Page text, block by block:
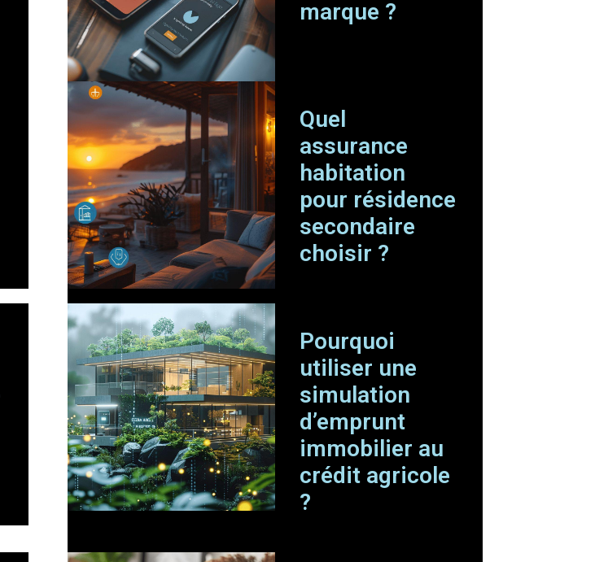
marque ?
Quel
assurance
habitation
pour résidence
secondaire
choisir ?
Pourquoi
utiliser une
simulation
d’emprunt
immobilier au
crédit agricole
?